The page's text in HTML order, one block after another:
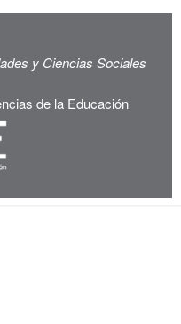
y Ciencias Sociales
de la Educación